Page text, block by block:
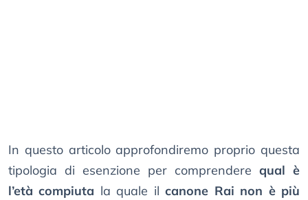
In questo articolo approfondiremo proprio questa
tipologia di esenzione per comprendere qual è
l’età compiuta la quale ilcanone Rai non è più